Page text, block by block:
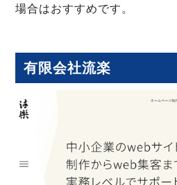
場合はおすすめです。
有限会社流楽